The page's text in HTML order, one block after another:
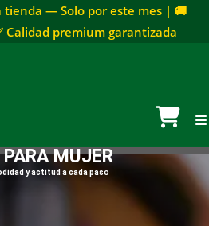
— Solo por este mes | 🚚
Calidad premium garantizada
MUJER
y actitud a cada paso